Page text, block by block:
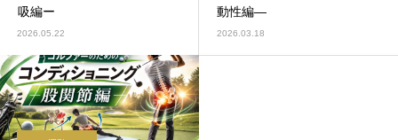
吸編ー
2026.05.22
動性編―
2026.03.18